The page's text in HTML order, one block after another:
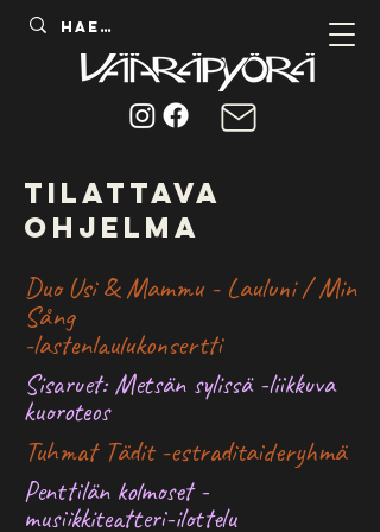
tilattava
ohjelma
Duo Usi & Mammu - Lauluni / Min
Sång
-lastenlaulukonsertti
Sisaruet: Metsän sylissä -liikkuva
kuoroteos
Tuhmat Tädit -estraditaideryhmä
Penttilän kolmoset -
musiikkiteatteri-ilottelu